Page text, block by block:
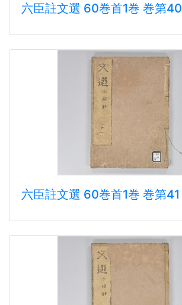
六臣註文選 60巻首1巻 巻第40
六臣註文選 60巻首1巻 巻第41